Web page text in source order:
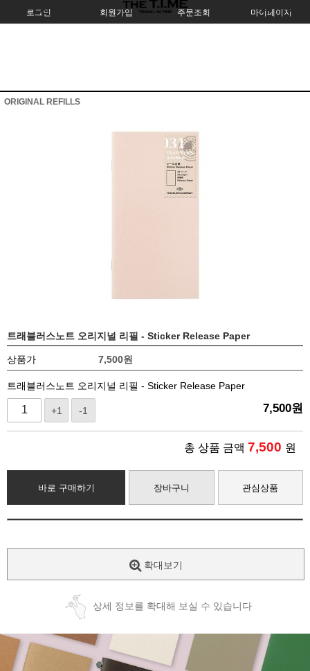
로그인 회원가입 주문조회 마이페이지
ORIGINAL REFILLS
트래블러스노트 오리지널 리필 - Sticker Release Paper
상품가 7,500원
트래블러스노트 오리지널 리필 - Sticker Release Paper
+1 -1 7,500원
총 상품 금액 7,500 원
바로 구매하기 장바구니 관심상품
확대보기
상세 정보를 확대해 보실 수 있습니다